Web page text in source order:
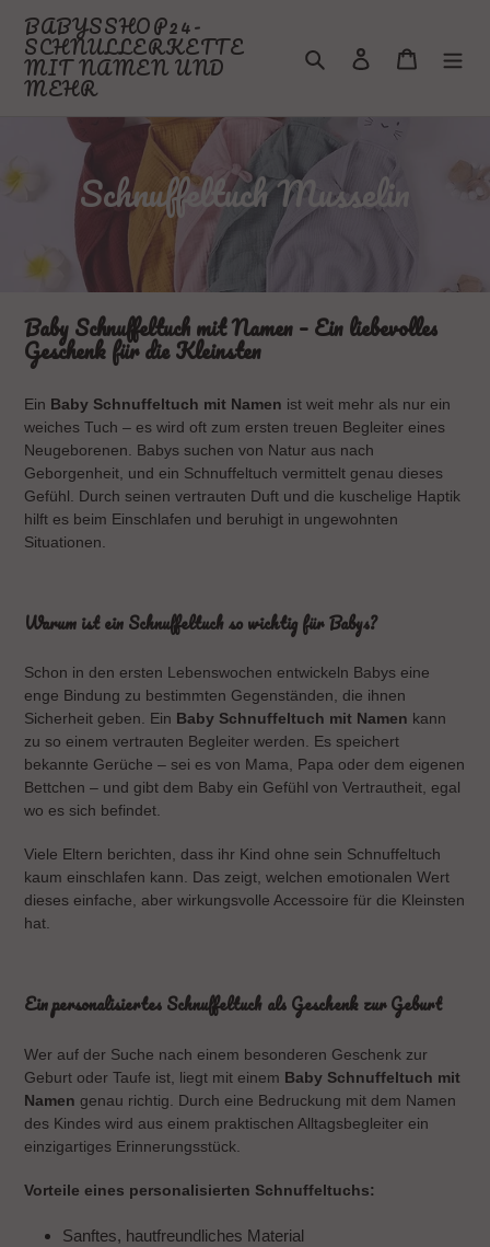
zum
Inhalt
BABYSSHOP24-
SCHNULLERKETTE
MIT NAMEN UND
MEHR
Suchen Einloggen
K
t
e
g
o
r
i
e
:
Schnuffeltuch Musselin
Baby Schnuffeltuch mit Namen – Ein liebevolles
Geschenk für die Kleinsten
Ein Baby Schnuffeltuch mit Namen ist weit mehr als nur ein
weiches Tuch – es wird oft zum ersten treuen Begleiter eines
Neugeborenen. Babys suchen von Natur aus nach
Geborgenheit, und ein Schnuffeltuch vermittelt genau dieses
Gefühl. Durch seinen vertrauten Duft und die kuschelige Haptik
hilft es beim Einschlafen und beruhigt in ungewohnten
Situationen.
Warum ist ein Schnuffeltuch so wichtig für Babys?
Schon in den ersten Lebenswochen entwickeln Babys eine
enge Bindung zu bestimmten Gegenständen, die ihnen
Sicherheit geben. Ein Baby Schnuffeltuch mit Namen kann
zu so einem vertrauten Begleiter werden. Es speichert
bekannte Gerüche – sei es von Mama, Papa oder dem eigenen
Bettchen – und gibt dem Baby ein Gefühl von Vertrautheit, egal
wo es sich befindet.
Viele Eltern berichten, dass ihr Kind ohne sein Schnuffeltuch
kaum einschlafen kann. Das zeigt, welchen emotionalen Wert
dieses einfache, aber wirkungsvolle Accessoire für die Kleinsten
hat.
Ein personalisiertes Schnuffeltuch als Geschenk zur Geburt
Wer auf der Suche nach einem besonderen Geschenk zur
Geburt oder Taufe ist, liegt mit einem Baby Schnuffeltuch mit
Namen genau richtig. Durch eine Bedruckung mit dem Namen
des Kindes wird aus einem praktischen Alltagsbegleiter ein
einzigartiges Erinnerungsstück.
Vorteile eines personalisierten Schnuffeltuchs:
Sanftes, hautfreundliches Material